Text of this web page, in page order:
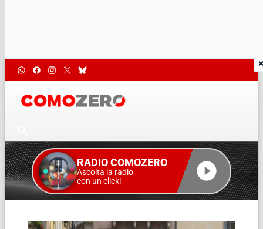
RADIO COMOZERO
Ascolta la radio
con un click!